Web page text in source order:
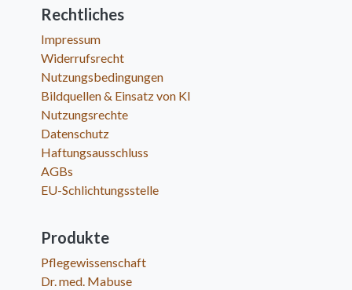
Rechtliches
Impressum
Widerrufsrecht
Nutzungsbedingungen
Bildquellen & Einsatz von KI
Nutzungsrechte
Datenschutz
Haftungsausschluss
AGBs
EU-Schlichtungsstelle
Produkte
Pflegewissenschaft
Dr. med. Mabuse